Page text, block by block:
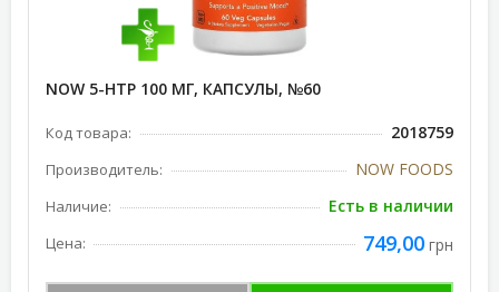
NOW 5-НТР 100 МГ, КАПСУЛЫ, №60
Код товара: 2018759
Производитель: NOW FOODS
Наличие: Есть в наличии
Цена: 749,00 грн